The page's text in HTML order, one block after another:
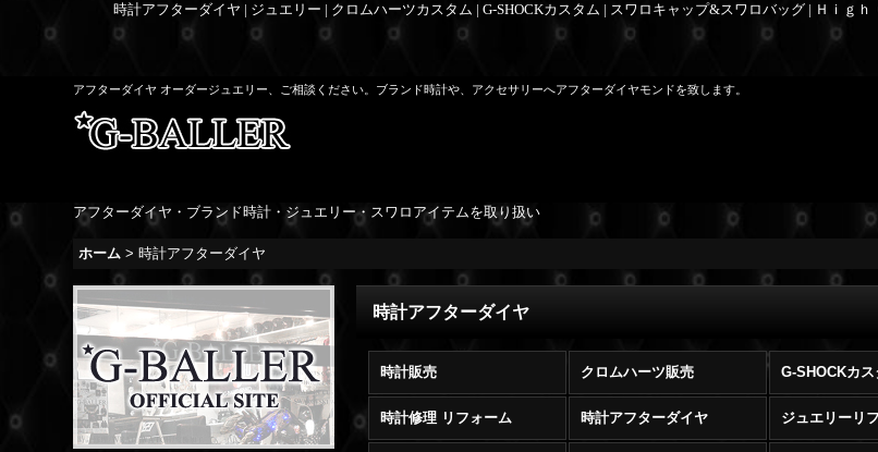
時計アフターダイヤ | ジュエリー | クロムハーツカスタム | G-SHOCKカスタム | スワロキャップ&スワロバッグ | Ｈｉｇ
アフターダイヤ オーダージュエリー、ご相談ください。ブランド時計や、アクセサリーへアフターダイヤモンドを致します。
アフターダイヤ・ブランド時計・ジュエリー・スワロアイテムを取り扱い
ホーム > 時計アフターダイヤ
時計アフターダイヤ
時計販売 クロムハーツ販売 G-SHOCKカス
時計修理 リフォーム 時計アフターダイヤ ジュエリーリ